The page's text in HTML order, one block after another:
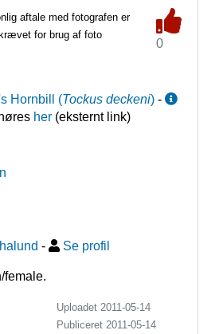
aftale med fotografen er
for brug af foto
0
Hornbill (Tockus deckeni) -
her(eksternt link)
- Se profil
female.
Uploadet 2011-05-14
Publiceret 2011-05-14